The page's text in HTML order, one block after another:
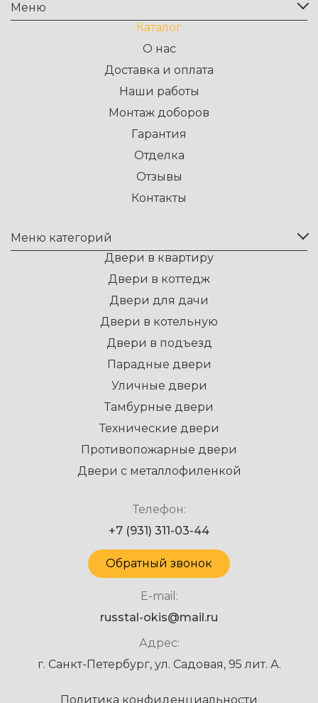
Меню
Каталог
О нас
Доставка и оплата
Наши работы
Монтаж доборов
Гарантия
Отделка
Отзывы
Контакты
Меню категорий
Двери в квартиру
Двери в коттедж
Двери для дачи
Двери в котельную
Двери в подъезд
Парадные двери
Уличные двери
Тамбурные двери
Технические двери
Противопожарные двери
Двери с металлофиленкой
Телефон:
+7 (931) 311-03-44
Обратный звонок
E-mail:
russtal-okis@mail.ru
Адрес:
г. Санкт-Петербург, ул. Садовая, 95 лит. А.
Политика конфиденциальности